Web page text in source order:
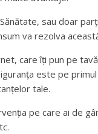
sau doar
va rezolva
care îți pun pe
este pe
tale.
pe care ai de